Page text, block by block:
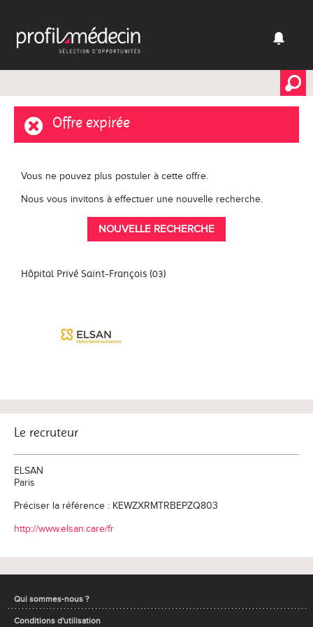
Offre expirée
Vous ne pouvez plus postuler à cette offre.
Nous vous invitons à effectuer une nouvelle recherche.
NOUVELLE RECHERCHE
Hôpital Privé Saint-François (03)
Le recruteur
ELSAN
Paris
Préciser la référence : KEWZXRMTRBEPZQ803
http://www.elsan.care/fr
Qui sommes-nous ?
Conditions d'utilisation